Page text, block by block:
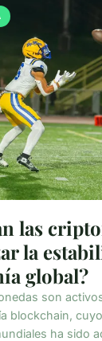
las
la
global?
son
blockchain,
ha sido